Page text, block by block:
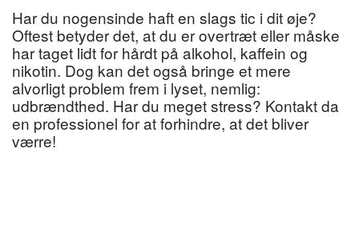
Har du nogensinde haft en slags tic i dit øje?
Oftest betyder det, at du er overtræt eller måske
har taget lidt for hårdt på alkohol, kaffein og
nikotin. Dog kan det også bringe et mere
alvorligt problem frem i lyset, nemlig:
udbrændthed. Har du meget stress? Kontakt da
en professionel for at forhindre, at det bliver
værre!